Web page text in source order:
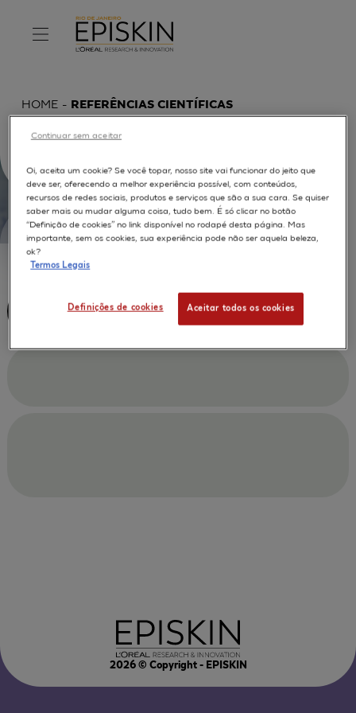
HOME REFERÊNCIAS CIENTÍFICAS
IN VITRO TEST APPROACH
2026© Copyright - EPISKIN
Oi, aceita um cookie? Se você topar, nosso site vai funcionar do jeito que
deve ser, oferecendo a melhor experiência possível, com conteúdos,
recursos de redes sociais, produtos e serviços que são a sua cara. Se quiser
saber mais ou mudar alguma coisa, tudo bem. É só clicar no botão
“Definição de cookies” no link disponível no rodapé desta página. Mas
importante, sem os cookies, sua experiência pode não ser aquela beleza,
ok?
Termos Legais
Definições de cookies Aceitar todos os cookies
Continuar sem aceitar